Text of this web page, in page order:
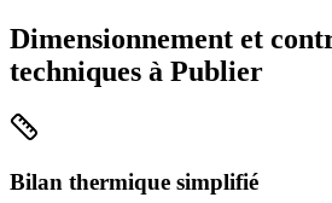
Dimensionnement et
techniques à Publier
Bilan thermique simplifié